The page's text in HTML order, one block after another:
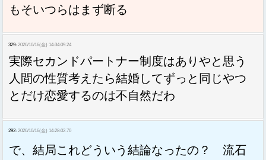
もそいつらはまず断る
329: 2020/10/16(金) 14:34:09.24
実際セカンドパートナー制度はありやと思う
人間の性質考えたら結婚してずっと同じやつ
とだけ恋愛するのは不自然だわ
292: 2020/10/16(金) 14:28:02.70
で、結局これどういう結論なったの？ 流石